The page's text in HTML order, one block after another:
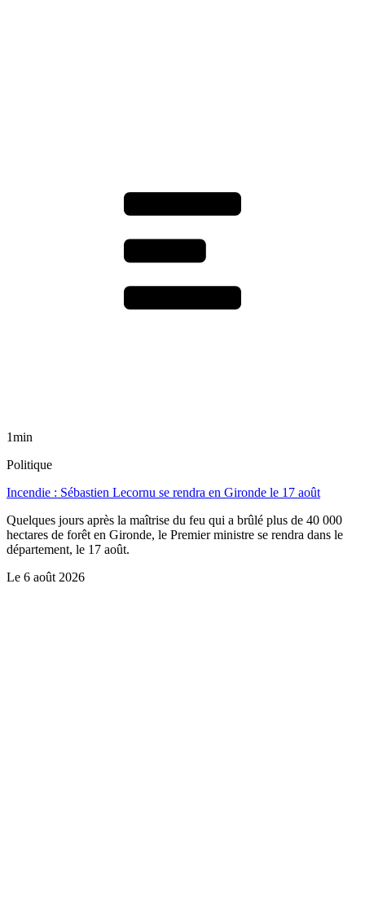
1min
Politique
Incendie : Sébastien Lecornu se rendra en Gironde le 17 août
Quelques jours après la maîtrise du feu qui a brûlé plus de 40 000
hectares de forêt en Gironde, le Premier ministre se rendra dans le
département, le 17 août.
Le 6 août 2026